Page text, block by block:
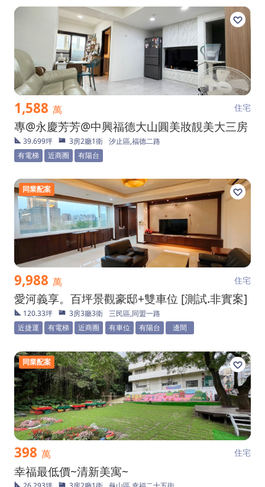
1,588 萬 住宅
專@永慶芳芳@中興福德大山圓美妝靚美大三房
39.699坪 3房2廳1衛 汐止區,福德二路
有電梯
近商圈 有陽台
同業配案
9,988 萬 住宅
愛河義享。百坪景觀豪邸+雙車位 [測試.非實案]
120.33坪 3房3廳3衛 三民區,同盟一路
近捷運
有電梯 近商圈 有車位 有陽台 邊間
同業配案
398 萬 住宅
幸福最低價~清新美寓~